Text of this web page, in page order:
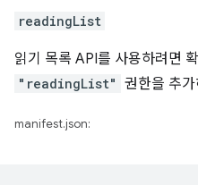
readingList
읽기 목록 API를 사용하려면
"readingList" 권한을 추
manifest.json: